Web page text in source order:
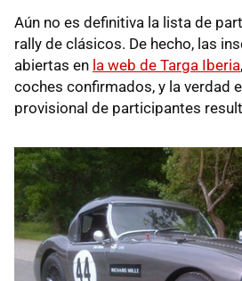
Aún no es definitiva la lista de
rally de clásicos. De hecho, las
abiertas en la web de Targa Iberia
coches confirmados, y la verdad
provisional de participantes